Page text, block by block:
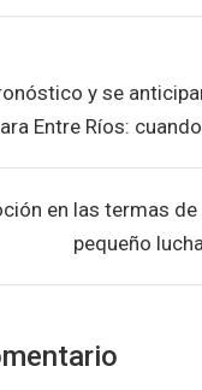
at
A
p
p
ar
y se
Entre Ríos:
en las termas de
pequeño